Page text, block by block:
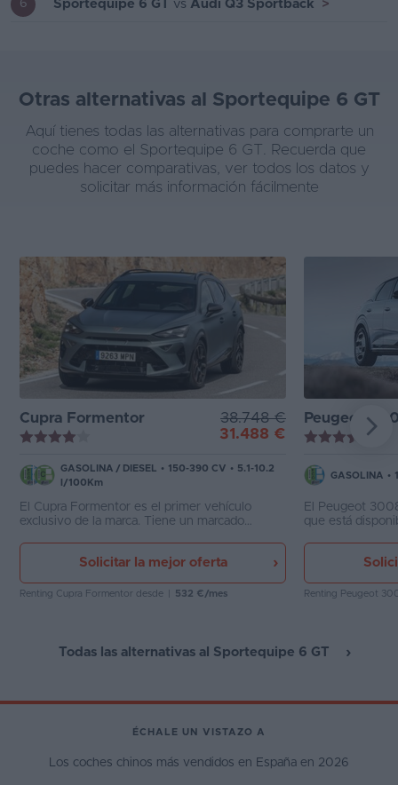
6 Sportequipe 6 GT vs Audi Q3 Sportback >
Otras alternativas al Sportequipe 6 GT
Aquí tienes todas las alternativas para comprarte un
coche como el Sportequipe 6 GT. Recuerda que
puedes hacer comparativas, ver todos los datos y
solicitar más información fácilmente
Cupra Formentor
38.748 €
31.488 €
GASOLINA / DIESEL • 150-390 CV • 5.1-10.2
l/100Km
El Cupra Formentor es el primer vehículo
exclusivo de la marca. Tiene un marcado
filosofía crossover, es más bajo que el Ateca.
Resulta curioso que no pueda tener motores
diésel.
Solicitar la mejor oferta
Renting Cupra Formentor desde 532 €/mes
Peugeot
GASOLINA •
El Peugeot
que está
y presume de
Renting Peugeot
Todas las alternativas al Sportequipe 6 GT
ÉCHALE UN VISTAZO A
Los coches chinos más vendidos en España en 2026